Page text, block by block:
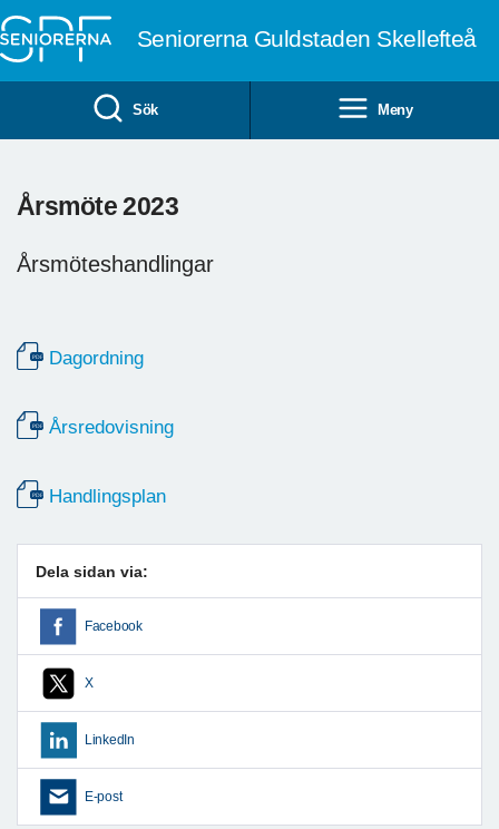
Seniorerna Guldstaden Skellefteå
Sök Meny
Årsmöte 2023
Årsmöteshandlingar
Dagordning
Årsredovisning
Handlingsplan
Dela sidan via:
Facebook
X
LinkedIn
E-post